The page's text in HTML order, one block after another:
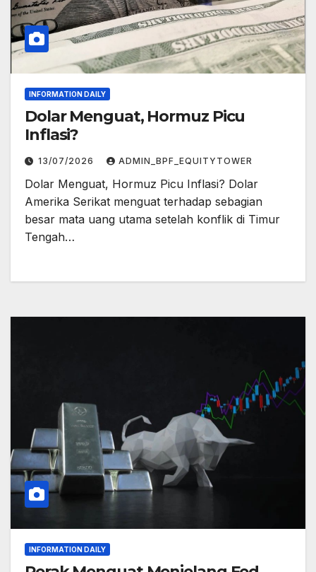
INFORMATION DAILY
Dolar Menguat, Hormuz Picu
Inflasi?
13/07/2026 ADMIN_BPF_EQUITYTOWER
Dolar Menguat, Hormuz Picu Inflasi? Dolar
Amerika Serikat menguat terhadap sebagian
besar mata uang utama setelah konflik di Timur
Tengah…
INFORMATION DAILY